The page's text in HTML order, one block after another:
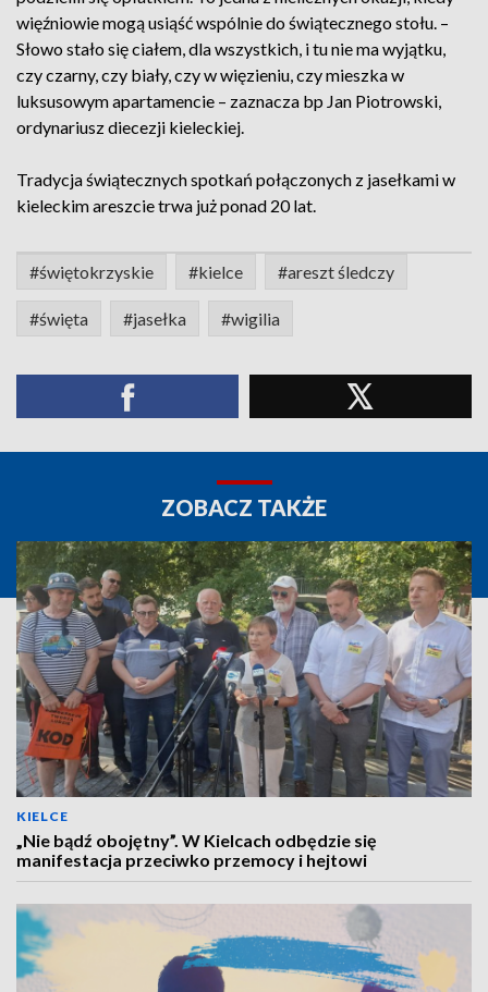
więźniowie mogą usiąść wspólnie do świątecznego stołu. –
Słowo stało się ciałem, dla wszystkich, i tu nie ma wyjątku,
czy czarny, czy biały, czy w więzieniu, czy mieszka w
luksusowym apartamencie – zaznacza bp Jan Piotrowski,
ordynariusz diecezji kieleckiej.
Tradycja świątecznych spotkań połączonych z jasełkami w
kieleckim areszcie trwa już ponad 20 lat.
#świętokrzyskie #kielce #areszt śledczy
#święta #jasełka #wigilia
ZOBACZ TAKŻE
KIELCE
„Nie bądź obojętny”. W Kielcach odbędzie się
manifestacja przeciwko przemocy i hejtowi